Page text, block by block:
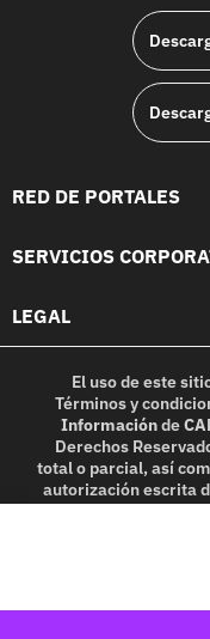
RED DE PORTALES
SERVICIOS
LEGAL
El uso de este
Términos y
Informaciónde
Derechos
total o parcial, así
autorización escrita
in part, or